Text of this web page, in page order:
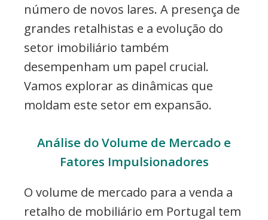
número de novos lares. A presença de
grandes retalhistas e a evolução do
setor imobiliário também
desempenham um papel crucial.
Vamos explorar as dinâmicas que
moldam este setor em expansão.
Análise do Volume de Mercado e
Fatores Impulsionadores
O volume de mercado para a venda a
retalho de mobiliário em Portugal tem